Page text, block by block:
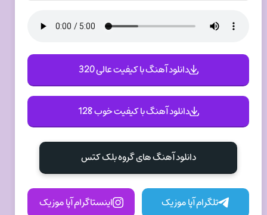
دانلود آهنگ با کیفیت عالی 320
دانلود آهنگ با کیفیت خوب 128
دانلود آهنگ های گروه بلک کتس
تلگرام آپا موزیک اینستاگرام آپا موزیک